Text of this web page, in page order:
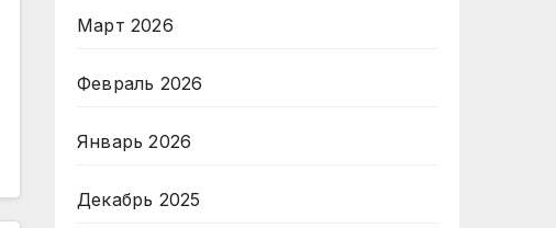
Март 2026
Февраль 2026
Январь 2026
Декабрь 2025